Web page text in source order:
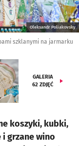
Oleksandr Poliakovsky
szklanymi na jarmarku
GALERIA
62 ZDJĘĆ
koszyki, kubki,
grzane wino